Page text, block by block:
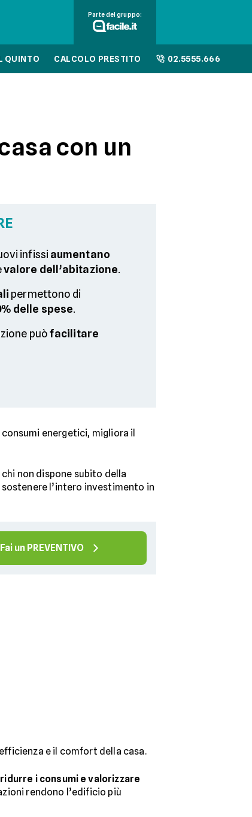
QUINTO CALCOLO PRESTITO 02.5555.666
Parte del gruppo:
con un
infissi aumentano
valore dell’abitazione.
permettono di
delle spese.
puòfacilitare
energetici, migliora il
non dispone subito della
l’intero investimento in
Fai un PREVENTIVO
e il comfort della casa.
ridurre i consumi e valorizzare
rendono l’edificio più